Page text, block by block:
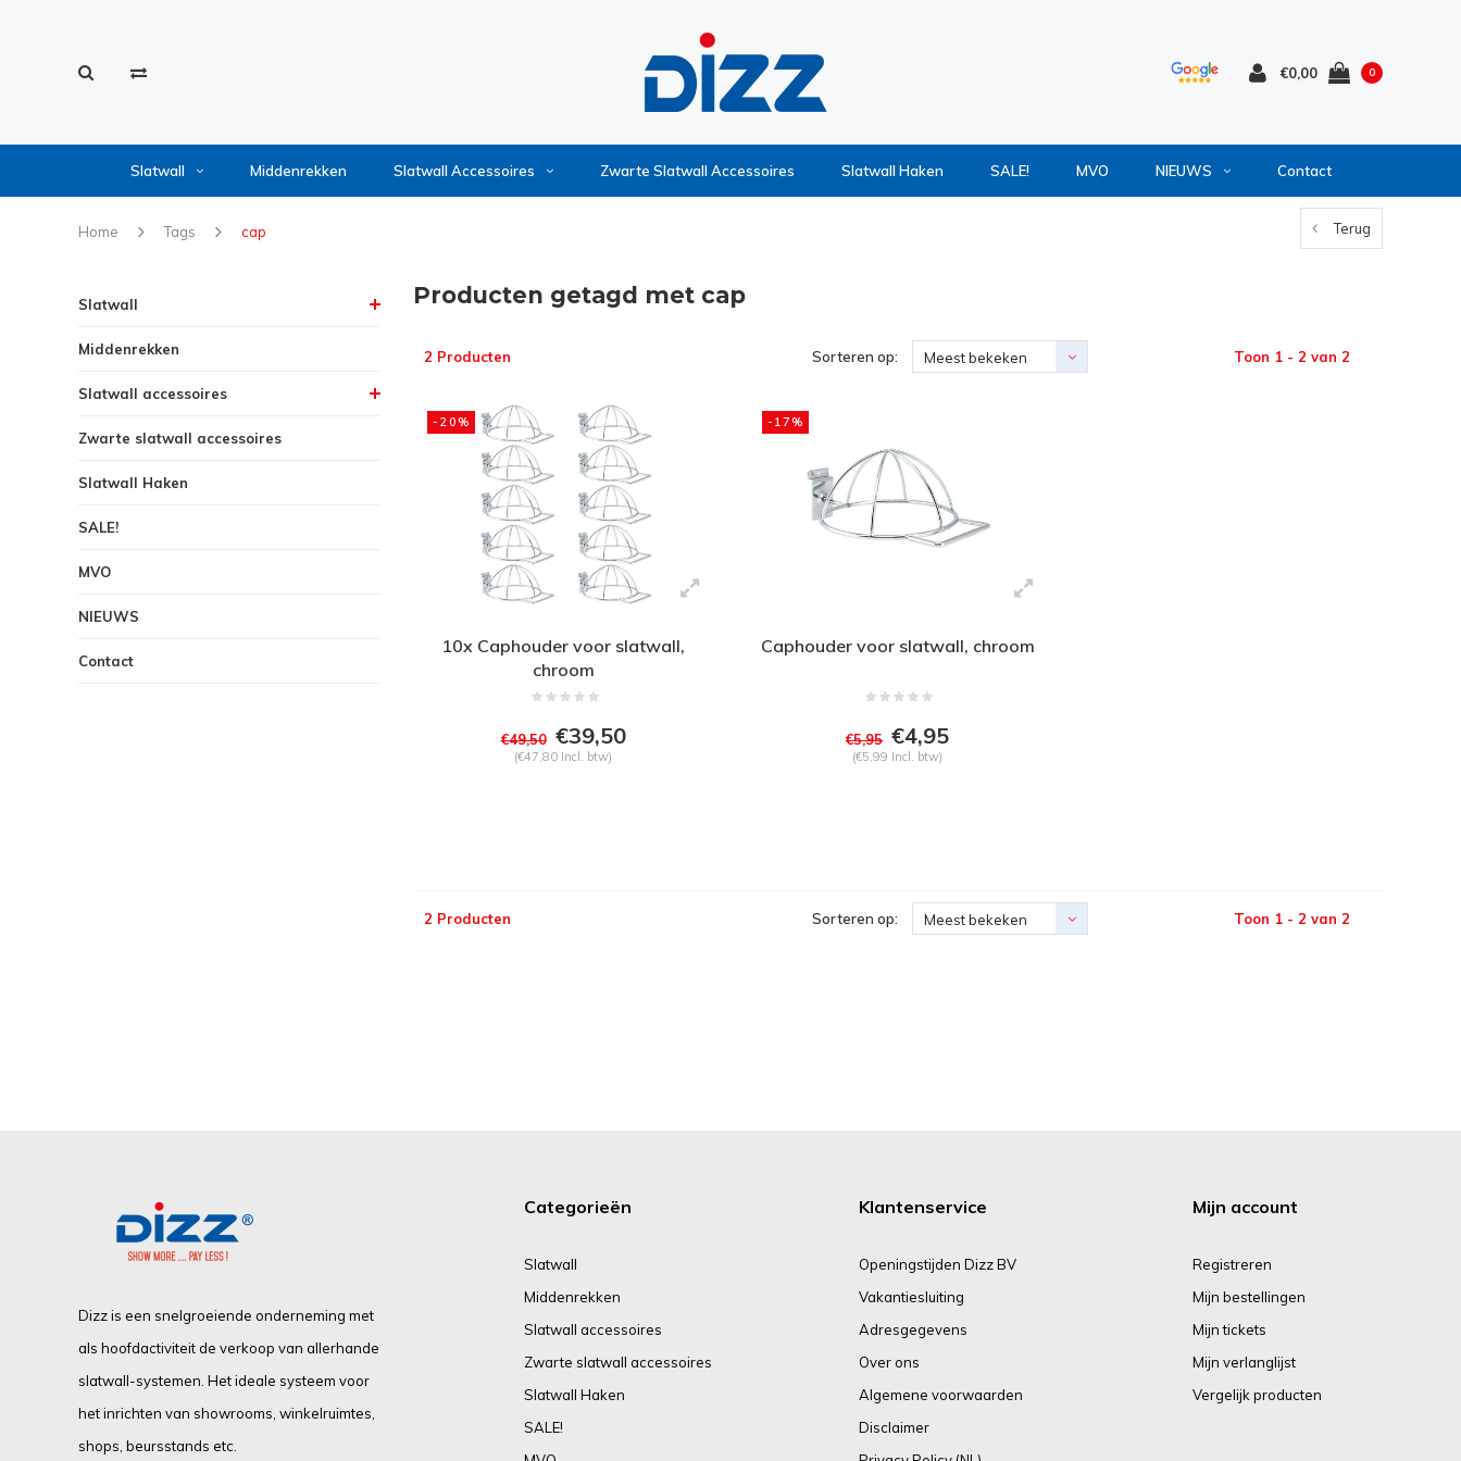
€0,00 0
Slatwall Middenrekken Slatwall Accessoires Zwarte Slatwall Accessoires Slatwall Haken SALE! MVO NIEUWS Contact
Home Tags cap Terug
Slatwall
Middenrekken
Slatwall accessoires
Zwarte slatwall accessoires
Slatwall Haken
SALE!
MVO
NIEUWS
Contact
Producten getagd met cap
2 Producten Sorteren op: Meest bekeken Toon 1 - 2 van 2
-20%
10x Caphouder voor slatwall,
chroom
€49,50 €39,50
(€47,80 Incl. btw)
-17%
Caphouder voor slatwall, chroom
€5,95 €4,95
(€5,99 Incl. btw)
2 Producten Sorteren op: Meest bekeken Toon 1 - 2 van 2
Dizz is een snelgroeiende onderneming met
als hoofdactiviteit de verkoop van allerhande
slatwall-systemen. Het ideale systeem voor
het inrichten van showrooms, winkelruimtes,
shops, beursstands etc.
Categorieën
Slatwall
Middenrekken
Slatwall accessoires
Zwarte slatwall accessoires
Slatwall Haken
SALE!
Klantenservice
Openingstijden Dizz BV
Vakantiesluiting
Adresgegevens
Over ons
Algemene voorwaarden
Disclaimer
Mijn account
Registreren
Mijn bestellingen
Mijn tickets
Mijn verlanglijst
Vergelijk producten